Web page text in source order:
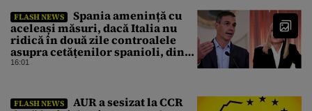
FLASH NEWS
Spania amenință cu
aceleași măsuri, dacă Italia nu
ridică în două zile controalele
asupra cetățenilor spanioli, din
cauza crizei migrației
16:01
FLASH NEWS
AUR a sesizat la CCR